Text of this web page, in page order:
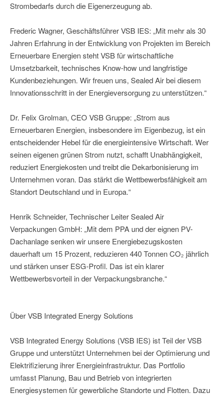
Strombedarfs durch die Eigenerzeugung ab.
Frederic Wagner, Geschäftsführer VSB IES: „Mit mehr als 30
Jahren Erfahrung in der Entwicklung von Projekten im Bereich
Erneuerbare Energien steht VSB für wirtschaftliche
Umsetzbarkeit, technisches Know-how und langfristige
Kundenbeziehungen. Wir freuen uns, Sealed Air bei diesem
Innovationsschritt in der Energieversorgung zu unterstützen.“
Dr. Felix Grolman, CEO VSB Gruppe: „Strom aus
Erneuerbaren Energien, insbesondere im Eigenbezug, ist ein
entscheidender Hebel für die energieintensive Wirtschaft. Wer
seinen eigenen grünen Strom nutzt, schafft Unabhängigkeit,
reduziert Energiekosten und treibt die Dekarbonisierung im
Unternehmen voran. Das stärkt die Wettbewerbsfähigkeit am
Standort Deutschland und in Europa.“
Henrik Schneider, Technischer Leiter Sealed Air
Verpackungen GmbH: „Mit dem PPA und der eignen PV-
Dachanlage senken wir unsere Energiebezugskosten
dauerhaft um 15 Prozent, reduzieren 440 Tonnen CO₂ jährlich
und stärken unser ESG-Profil. Das ist ein klarer
Wettbewerbsvorteil in der Verpackungsbranche.“
Über VSB Integrated Energy Solutions
VSB Integrated Energy Solutions (VSB IES) ist Teil der VSB
Gruppe und unterstützt Unternehmen bei der Optimierung und
Elektrifizierung ihrer Energieinfrastruktur. Das Portfolio
umfasst Planung, Bau und Betrieb von integrierten
Energiesystemen für gewerbliche Standorte und Flotten. Dazu